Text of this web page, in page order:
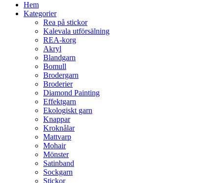
Hem
Kategorier
Rea på stickor
Kalevala utförsälning
REA-korg
Akryl
Blandgarn
Bomull
Brodergarn
Broderier
Diamond Painting
Effektgarn
Ekologiskt garn
Knappar
Kroknålar
Mattvarp
Mohair
Mönster
Satinband
Sockgarn
Stickor